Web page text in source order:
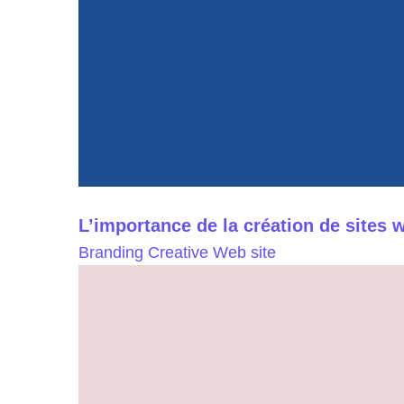
L’importance de la création de sites
Branding Creative Web site